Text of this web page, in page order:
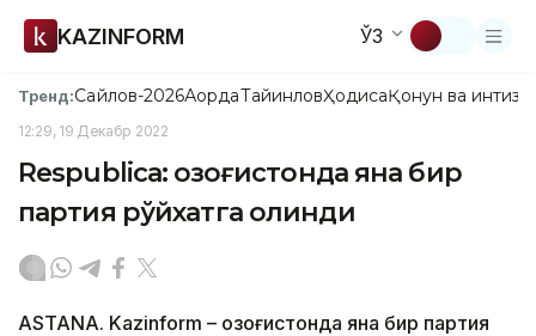
KAZINFORM ЎЗ
Тренд:Сайлов-2026АқордаТайинловҲодисаҚонун ва
12:29, 19 Декабр 2022
Respubliсa: Қозоғистонда яна бир
партия рўйхатга олинди
ASTANA. Kazinform – Қозоғистонда яна бир партия